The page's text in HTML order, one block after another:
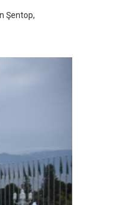
Şentop,